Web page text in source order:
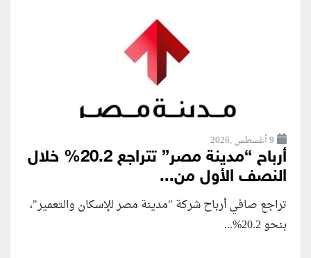
9 أغسطس ,2026
أرباح “مدينة مصر” تتراجع 20.2% خلال
النصف الأول من...
تراجع صافي أرباح شركة "مدينة مصر للإسكان والتعمير"،
بنحو 20.2%...